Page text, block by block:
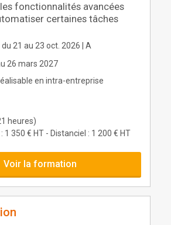
fonctionnalités avancées
certaines tâches
21 au 23 oct. 2026 | A
26 mars 2027
en intra-entreprise
heures)
1 350 € HT - Distanciel : 1 200 € HT
Voir la formation